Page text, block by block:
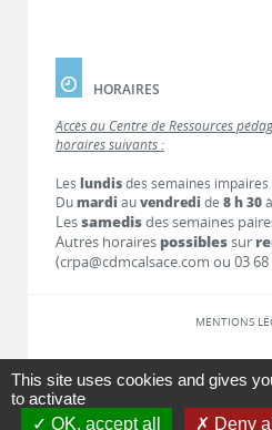
HORAIRES
Accès au Centre de Ressources
horaires suivants :
Les lundisdes semaines impaires
Dumardi auvendredi de 8 h 30à
Lessamedisdes semaines
Autres horaires possiblessur
(crpa@cdmcalsace.com ou 03 68
MENTIONS
LIENS
This site uses cookies and gives
to activate
OK, accept all
Deny